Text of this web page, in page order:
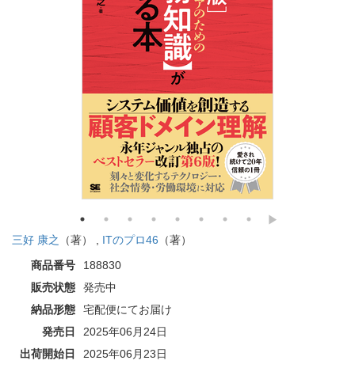
三好 康之 （著） , ITのプロ46 （著）
商品番号
188830
販売状態
発売中
納品形態
宅配便にてお届け
発売日
2025年06月24日
出荷開始日
2025年06月23日